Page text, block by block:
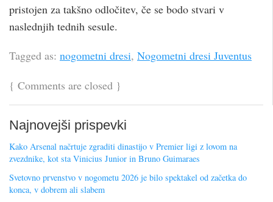
pristojen za takšno odločitev, če se bodo stvari v
naslednjih tednih sesule.
Tagged as: nogometni dresi, Nogometni dresi Juventus
{ Comments are closed }
Najnovejši prispevki
Kako Arsenal načrtuje zgraditi dinastijo v Premier ligi z lovom na
zvezdnike, kot sta Vinicius Junior in Bruno Guimaraes
Svetovno prvenstvo v nogometu 2026 je bilo spektakel od začetka do
konca, v dobrem ali slabem